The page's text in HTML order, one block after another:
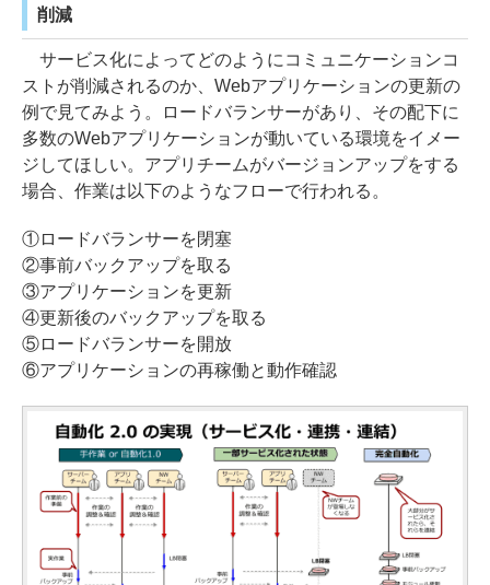
削減
サービス化によってどのようにコミュニケーションコ
ストが削減されるのか、Webアプリケーションの更新の
例で見てみよう。ロードバランサーがあり、その配下に
多数のWebアプリケーションが動いている環境をイメー
ジしてほしい。アプリチームがバージョンアップをする
場合、作業は以下のようなフローで行われる。
①ロードバランサーを閉塞
②事前バックアップを取る
③アプリケーションを更新
④更新後のバックアップを取る
⑤ロードバランサーを開放
⑥アプリケーションの再稼働と動作確認